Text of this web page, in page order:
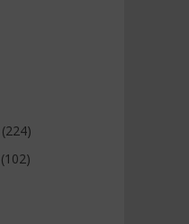
(224)
(102)